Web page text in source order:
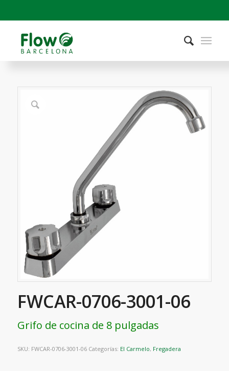
FWCAR-0706-3001-06
Grifo de cocina de 8 pulgadas
SKU: FWCAR-0706-3001-06 Categorías: El Carmelo, Fregadera